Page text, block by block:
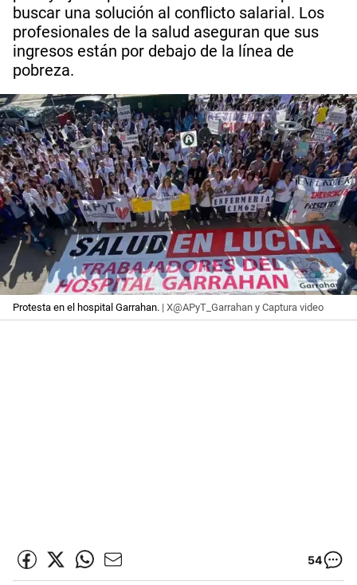
buscar una solución al conflicto salarial. Los
profesionales de la salud aseguran que sus
ingresos están por debajo de la línea de
pobreza.
Protesta en el hospital Garrahan. | X@APyT_Garrahan y Captura video
54